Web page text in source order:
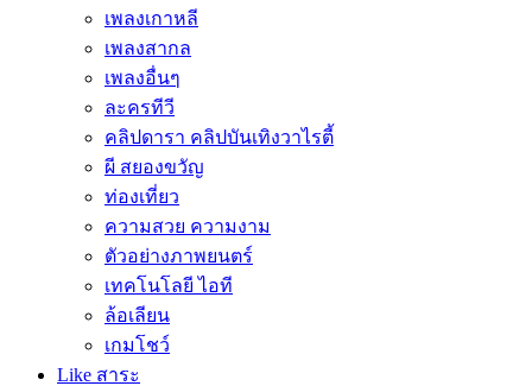
เพลงเกาหลี
เพลงสากล
เพลงอื่นๆ
ละครทีวี
คลิปดารา คลิปบันเทิงวาไรตี้
ผี สยองขวัญ
ท่องเที่ยว
ความสวย ความงาม
ตัวอย่างภาพยนตร์
เทคโนโลยี ไอที
ล้อเลียน
เกมโชว์
Like สาระ